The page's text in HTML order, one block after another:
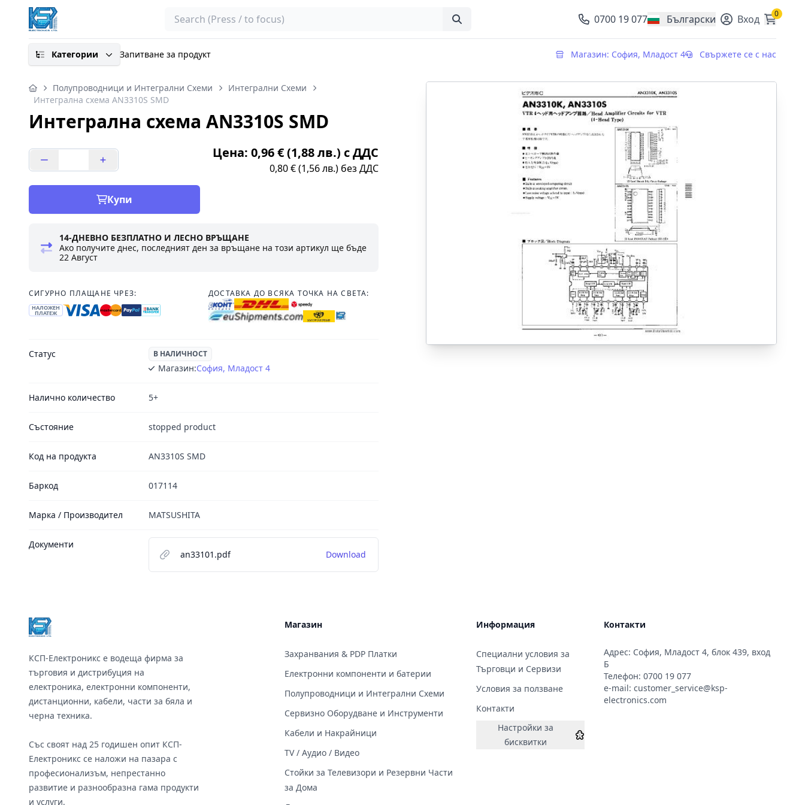
Search 0700 19 077 Български
, change currency Вход 0
Категории Запитване за продукт Магазин: София, Младост 4 Свържете се с нас
Полупроводници и Интегрални Схеми
Интегрални Схеми
Интегрална схема AN3310S SMD
Интегрална схема AN3310S SMD
Цена: 0,96 € (1,88 лв.) с ДДС
0,80 € (1,56 лв.) без ДДС
Купи
14-ДНЕВНО БЕЗПЛАТНО И ЛЕСНО ВРЪЩАНЕ
Ако получите днес, последният ден за връщане на този артикул ще бъде
22 Август
СИГУРНО ПЛАЩАНЕ ЧРЕЗ:
НАЛОЖЕН
ПЛАТЕЖ
ДОСТАВКА ДО ВСЯКА ТОЧКА НА СВЕТА:
Статус В НАЛИЧНОСТ
Магазин:София, Младост 4
Налично количество 5+
Състояние stopped product
Код на продукта AN3310S SMD
Баркод 017114
Марка / Производител MATSUSHITA
Документи
an33101.pdf
Download
КСП-Електроникс е водеща фирма за
търговия и дистрибуция на
електроника, електронни компоненти,
дистанционни, кабели, части за бяла и
черна техника.
Със своят над 25 годишен опит КСП-
Електроникс се наложи на пазара с
професионализъм, непрестанно
развитие и разнообразна гама продукти
и услуги.
Магазин
Захранвания & PDP Платки
Електронни компоненти и батерии
Полупроводници и Интегрални Схеми
Сервизно Оборудване и Инструменти
Кабели и Накрайници
TV / Аудио / Видео
Стойки за Телевизори и Резервни Части
за Дома
Информация
Специални условия за
Търговци и Сервизи
Условия за ползване
Контакти
Настройки за
бисквитки
Контакти
Адрес: София, Младост 4, блок 439, вход
Б
Телефон: 0700 19 077
e-mail: customer_service@ksp-
electronics.com